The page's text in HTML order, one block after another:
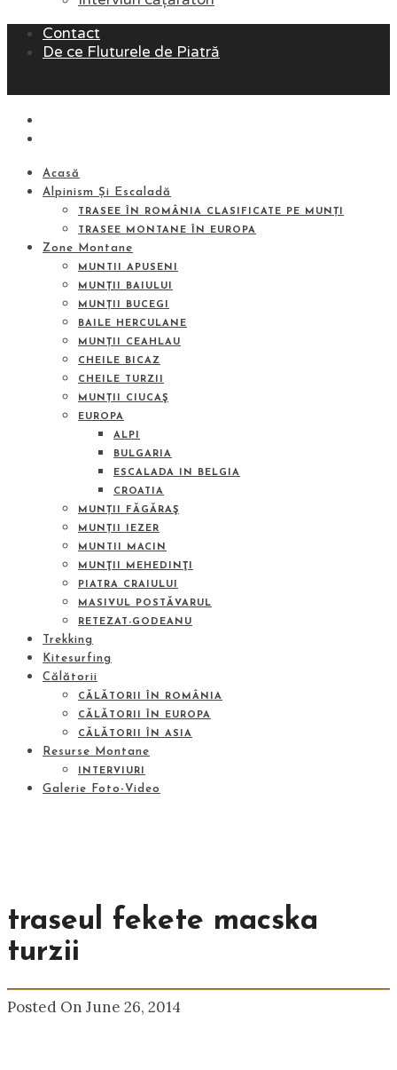
Contact
De ce Fluturele de Piatră
Acasă
Alpinism Și Escaladă
TRASEE ÎN ROMÂNIA CLASIFICATE PE MUNȚI
TRASEE MONTANE ÎN EUROPA
Zone Montane
MUNTII APUSENI
MUNȚII BAIULUI
MUNȚII BUCEGI
BAILE HERCULANE
MUNȚII CEAHLAU
CHEILE BICAZ
CHEILE TURZII
MUNȚII CIUCAŞ
EUROPA
ALPI
BULGARIA
ESCALADA IN BELGIA
CROATIA
MUNȚII FĂGĂRAŞ
MUNȚII IEZER
MUNTII MACIN
MUNŢII MEHEDINŢI
PIATRA CRAIULUI
MASIVUL POSTĂVARUL
RETEZAT-GODEANU
Trekking
Kitesurfing
Călătorii
CĂLĂTORII ÎN ROMÂNIA
CĂLĂTORII ÎN EUROPA
CĂLĂTORII ÎN ASIA
Resurse Montane
INTERVIURI
Galerie Foto-Video
traseul fekete macska
turzii
Posted On June 26, 2014